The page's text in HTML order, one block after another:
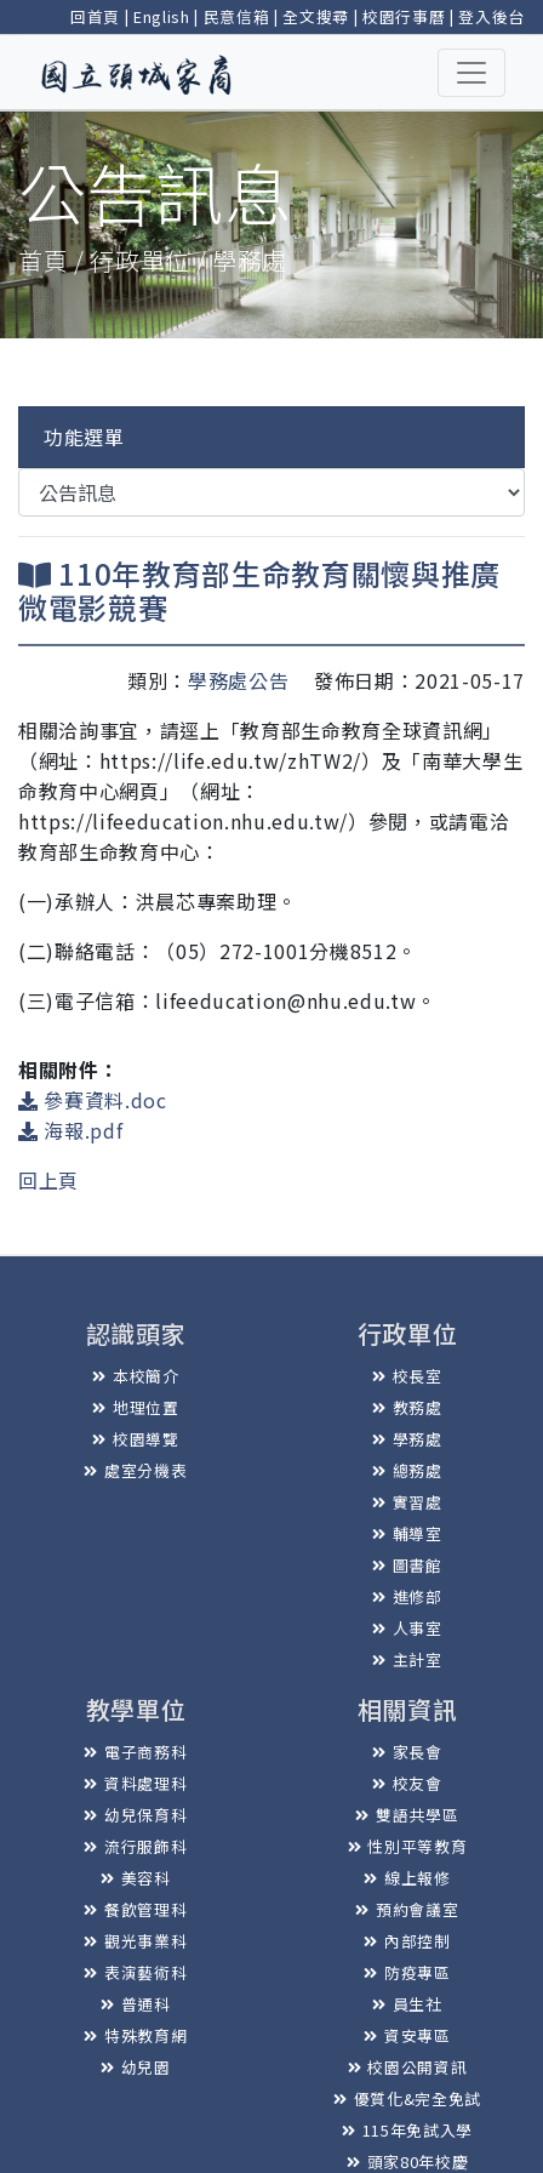
回首頁 | English | 民意信箱 |全文搜尋 | 校園行事曆 |登入後台
公告訊息
首頁 / 行政單位 / 學務處
功能選單
110年教育部生命教育關懷與推廣
微電影競賽
類別： 學務處公告
發佈日期：2021-05-17
相關洽詢事宜，請逕上「教育部生命教育全球資訊網」
（網址：https://life.edu.tw/zhTW2/）及「南華大學生
命教育中心網頁」（網址：
https://lifeeducation.nhu.edu.tw/）參閱，或請電洽
教育部生命教育中心：
(一)承辦人：洪晨芯專案助理。
(二)聯絡電話：（05）272-1001分機8512。
(三)電子信箱：lifeeducation@nhu.edu.tw。
相關附件：
參賽資料.doc
海報.pdf
回上頁
認識頭家
本校簡介
地理位置
校園導覽
處室分機表
行政單位
校長室
教務處
學務處
總務處
實習處
輔導室
圖書館
進修部
人事室
主計室
教學單位
電子商務科
資料處理科
幼兒保育科
流行服飾科
美容科
餐飲管理科
觀光事業科
表演藝術科
普通科
特殊教育網
幼兒園
相關資訊
家長會
校友會
雙語共學區
性別平等教育
線上報修
預約會議室
內部控制
防疫專區
員生社
資安專區
校園公開資訊
優質化&完全免試
115年免試入學
頭家80年校慶